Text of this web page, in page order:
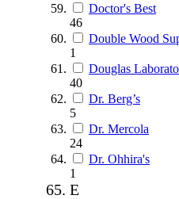
Doctor's Best
46
Double Wood
1
Douglas
40
Dr. Berg’s
5
Dr. Mercola
24
Dr. Ohhira's
1
E